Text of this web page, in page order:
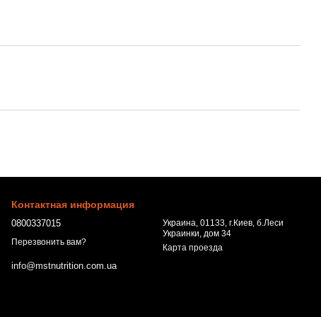
Контактная информация
0800337015
Перезвонить вам?
info@mstnutrition.com.ua
Украина, 01133, г.Киев, б.Леси
Украинки, дом 34
Карта проезда